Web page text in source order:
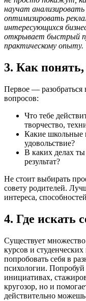
научат
оптимизировать
интересующихся
открывает быстрый
практическому опыту.
3. Как понять,
Первое — разобраться
вопросов:
Что тебе
творчество,
Какие школьные
удовольствие?
В каких делах
результат?
Не стоит выбирать
совету родителей.
интереса,
4. Где искать
Существует
курсов и
попробовать себя в
психологии. Попробуй
инициативах,
кругозор, но и
действительно можешь